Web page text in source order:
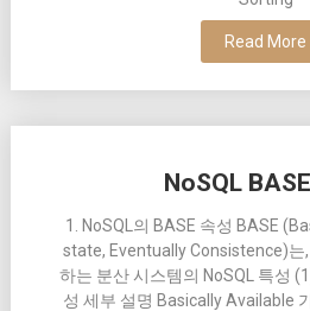
Read More
NoSQL
1. NoSQL의 BASE 속성 BASE
state, Eventually Consistence)는
하는 분산 시스템의 NoSQL 특성
성 세부 설명 Basically Available